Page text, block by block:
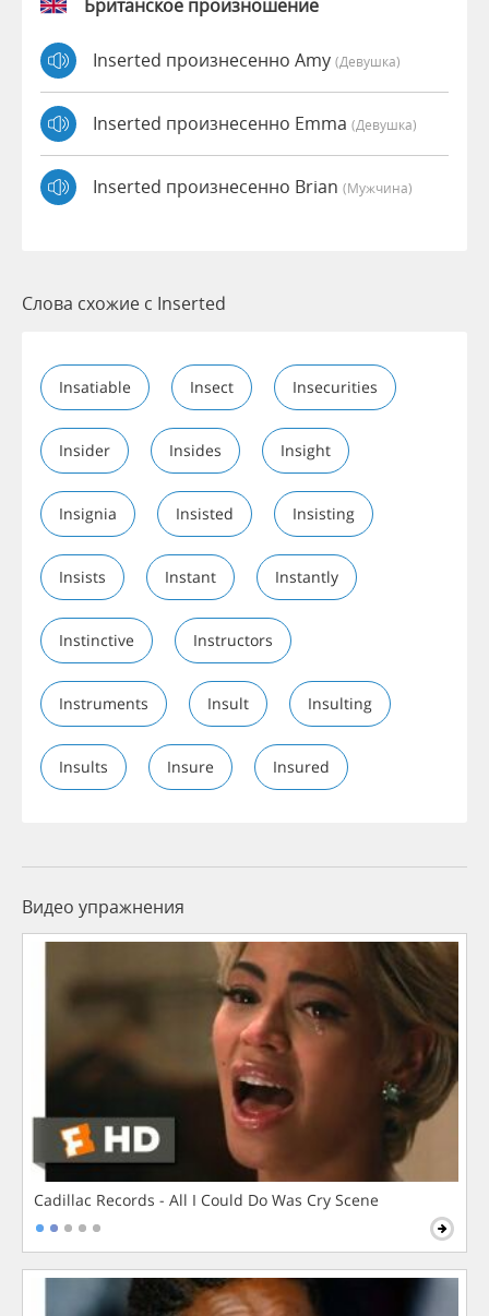
Британское произношение
Inserted произнесенно Amy (девушка)
Inserted произнесенно Emma (девушка)
Inserted произнесенно Brian (мужчина)
Слова схожие с Inserted
Insatiable Insect Insecurities
Insider Insides Insight
Insignia Insisted Insisting
Insists Instant Instantly
Instinctive Instructors
Instruments Insult Insulting
Insults Insure Insured
Видео упражнения
Cadillac Records - All I Could Do Was Cry Scene